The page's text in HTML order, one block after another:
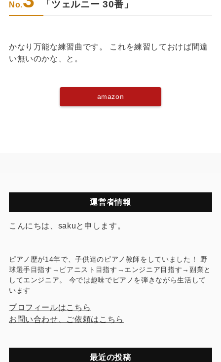
No. 「ツェルニー 30番」
かなり万能な練習曲です。 これを練習しておけば間違
い無いのかな、と。
amazon
運営者情報
こんにちは、sakuと申します。
ピアノ歴が14年で、子供達のピアノ教師をしていました！ 野
球選手目指す→ピアニスト目指す→エンジニア目指す→副業と
してエンジニア。 今では趣味でピアノを弾きながら生活して
います
プロフィールはこちら
お問い合わせ、ご依頼はこちら
最近の投稿